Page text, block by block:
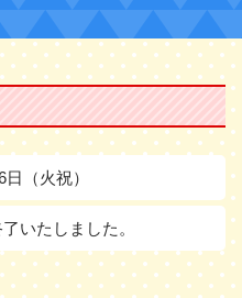
（火祝）
いたしました。